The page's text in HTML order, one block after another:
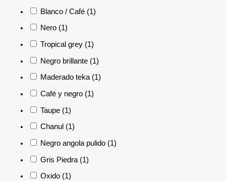
Blanco / Café (1)
Nero (1)
Tropical grey (1)
Negro brillante (1)
Maderado teka (1)
Café y negro (1)
Taupe (1)
Chanul (1)
Negro angola pulido (1)
Gris Piedra (1)
Oxido (1)